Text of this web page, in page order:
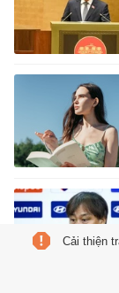
Cải thiện